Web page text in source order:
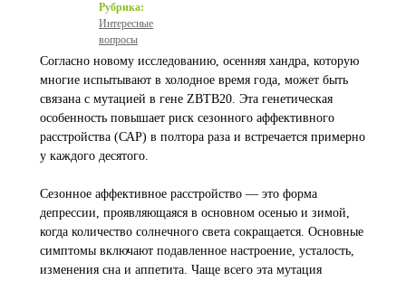
Рубрика:
Интересные
вопросы
Согласно новому исследованию, осенняя хандра, которую
многие испытывают в холодное время года, может быть
связана с мутацией в гене ZBTB20. Эта генетическая
особенность повышает риск сезонного аффективного
расстройства (САР) в полтора раза и встречается примерно
у каждого десятого.
Сезонное аффективное расстройство — это форма
депрессии, проявляющаяся в основном осенью и зимой,
когда количество солнечного света сокращается. Основные
симптомы включают подавленное настроение, усталость,
изменения сна и аппетита. Чаще всего эта мутация